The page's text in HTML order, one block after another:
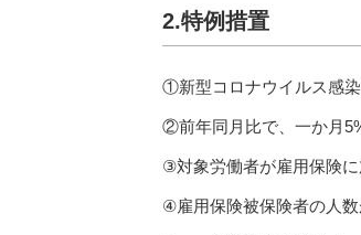
2.特例措置
①新型コロナウイルス感染
②前年同月比で、一か月
③対象労働者が雇用保険
④雇用保険被保険者の人